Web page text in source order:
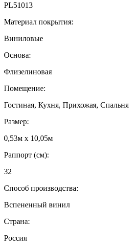
PL51013
Материал покрытия:
Виниловые
Основа:
Флизелиновая
Помещение:
Гостиная, Кухня, Прихожая, Спальня
Размер:
0,53м x 10,05м
Раппорт (см):
32
Способ производства:
Вспененный винил
Страна:
Россия